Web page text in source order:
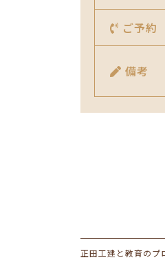
ご予約
備考
正田工建と教育のプ